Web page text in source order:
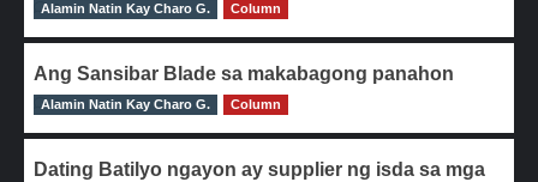
0
Alamin Natin Kay Charo G. Column
Ang Sansibar Blade sa makabagong panahon
0
Alamin Natin Kay Charo G. Column
Dating Batilyo ngayon ay supplier ng isda sa mga